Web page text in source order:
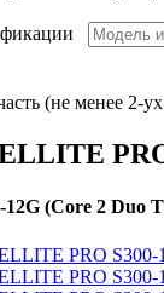
(не менее 2-
(Core 2 Duo